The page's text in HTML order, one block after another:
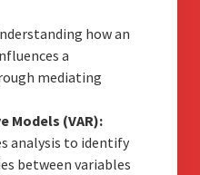
how an
a
mediating
Models (VAR):
analysis to identify
between variables